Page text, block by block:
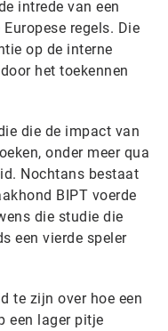
intrede van een
regels. Die
op de interne
het toekennen
die de impact van
onder meer qua
Nochtans bestaat
BIPT voerde
die studie die
een vierde speler
te zijn over hoe een
een lager pitje